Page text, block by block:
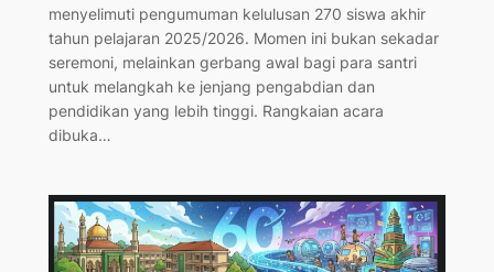
menyelimuti pengumuman kelulusan 270 siswa akhir
tahun pelajaran 2025/2026. Momen ini bukan sekadar
seremoni, melainkan gerbang awal bagi para santri
untuk melangkah ke jenjang pengabdian dan
pendidikan yang lebih tinggi. ​Rangkaian acara
dibuka…